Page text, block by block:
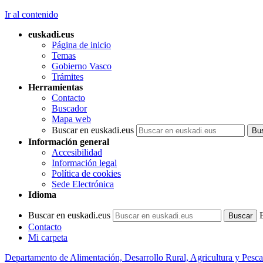
Ir al contenido
euskadi.eus
Página de inicio
Temas
Gobierno Vasco
Trámites
Herramientas
Contacto
Buscador
Mapa web
Buscar en euskadi.eus
Información general
Accesibilidad
Información legal
Política de cookies
Sede Electrónica
Idioma
Buscar en euskadi.eus
Contacto
Mi carpeta
Departamento de Alimentación, Desarrollo Rural, Agricultura y Pesca